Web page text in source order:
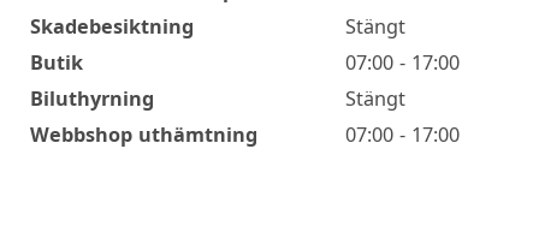
Skadebesiktning
Stängt
Butik
07:00 - 17:00
Biluthyrning
Stängt
Webbshop uthämtning
07:00 - 17:00